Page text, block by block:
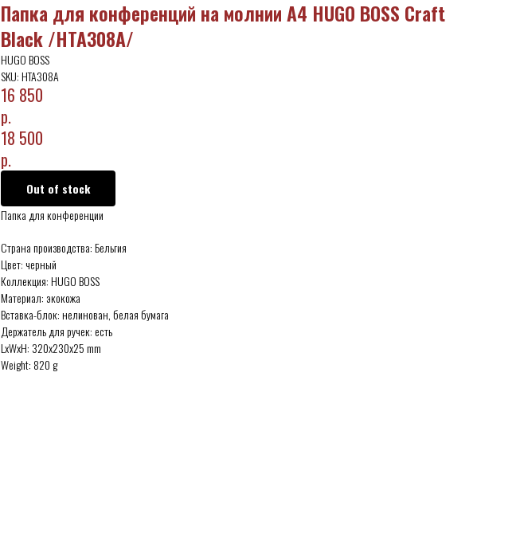
Папка для конференций на молнии А4 HUGO BOSS Craft
Black /HTA308A/
HUGO BOSS
SKU:HTA308A
16 850
р.
18 500
р.
Out of stock
Папка для конференции
Страна производства: Бельгия
Цвет: черный
Коллекция: HUGO BOSS
Материал: экокожа
Вставка-блок: нелинован, белая бумага
Держатель для ручек: есть
LxWxH: 320x230x25 mm
Weight: 820 g